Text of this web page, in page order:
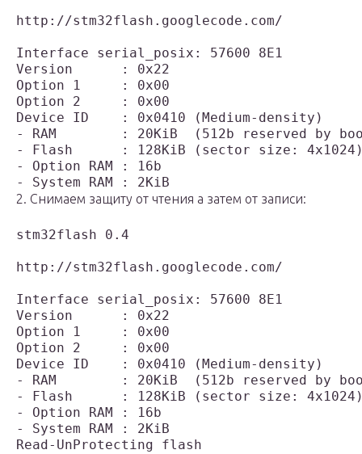
http://stm32flash.googlecode.com/
Interface serial_posix: 57600 8E1
Version      : 0x22
Option 1     : 0x00
Option 2     : 0x00
Device ID    : 0x0410 (Medium-density)
- RAM        : 20KiB  (512b reserved by
- Flash      : 128KiB (sector size:
- Option RAM : 16b
2. Снимаем защиту от чтения а затем от записи:
stm32flash 0.4
http://stm32flash.googlecode.com/
Interface serial_posix: 57600 8E1
Version      : 0x22
Option 1     : 0x00
Option 2     : 0x00
Device ID    : 0x0410 (Medium-density)
- RAM        : 20KiB  (512b reserved by
- Flash      : 128KiB (sector size:
- Option RAM : 16b
- System RAM : 2KiB
Read-UnProtecting flash